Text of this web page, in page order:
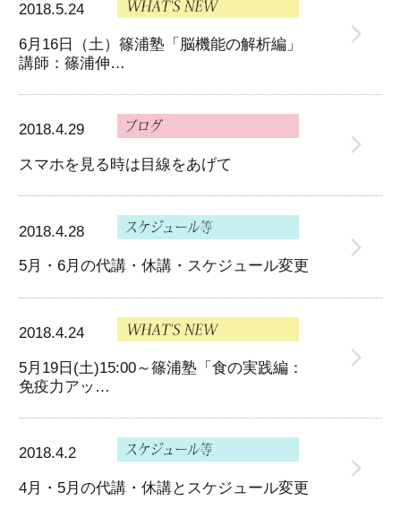
2018.5.24
6月16日（土）篠浦塾「脳機能の解析編」
講師：篠浦伸…
2018.4.29
スマホを見る時は目線をあげて
2018.4.28
5月・6月の代講・休講・スケジュール変更
2018.4.24
5月19日(土)15:00～篠浦塾「食の実践編：
免疫力アッ…
2018.4.2
4月・5月の代講・休講とスケジュール変更